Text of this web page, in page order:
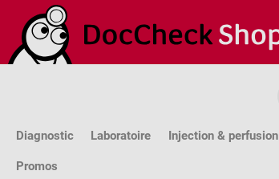
au contenu principal
Passer à la recherche
Passer à la navigation principale
Diagnostic Laboratoire Injection & perfusion
Promos